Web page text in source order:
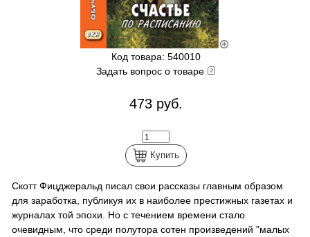
Код товара: 540010
Задать вопрос о товаре
473 руб.
Купить
Скотт Фицджеральд писал свои рассказы главным образом
для заработка, публикуя их в наиболее престижных газетах и
журналах той эпохи. Но с течением времени стало
очевидным, что среди полутора сотен произведений "малых